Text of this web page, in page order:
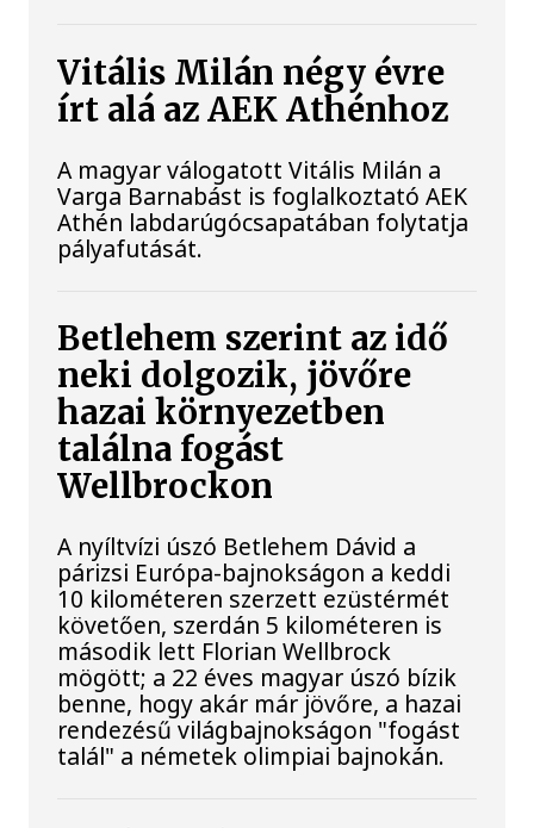
Vitális Milán négy évre
írt alá az AEK Athénhoz
A magyar válogatott Vitális Milán a
Varga Barnabást is foglalkoztató AEK
Athén labdarúgócsapatában folytatja
pályafutását.
Betlehem szerint az idő
neki dolgozik, jövőre
hazai környezetben
találna fogást
Wellbrockon
A nyíltvízi úszó Betlehem Dávid a
párizsi Európa-bajnokságon a keddi
10 kilométeren szerzett ezüstérmét
követően, szerdán 5 kilométeren is
második lett Florian Wellbrock
mögött; a 22 éves magyar úszó bízik
benne, hogy akár már jövőre, a hazai
rendezésű világbajnokságon "fogást
talál" a németek olimpiai bajnokán.